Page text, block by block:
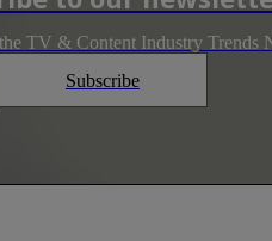
TV & Content Industry Trends
Subscribe